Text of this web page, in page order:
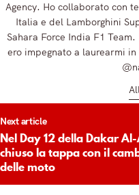
Agency. Ho collaborato con
Italia e del Lamborghini
Sahara Force India F1
ero impegnato a laurearmi
Next article
Nel Day 12 della Dakar
chiuso la tappa con il
delle moto